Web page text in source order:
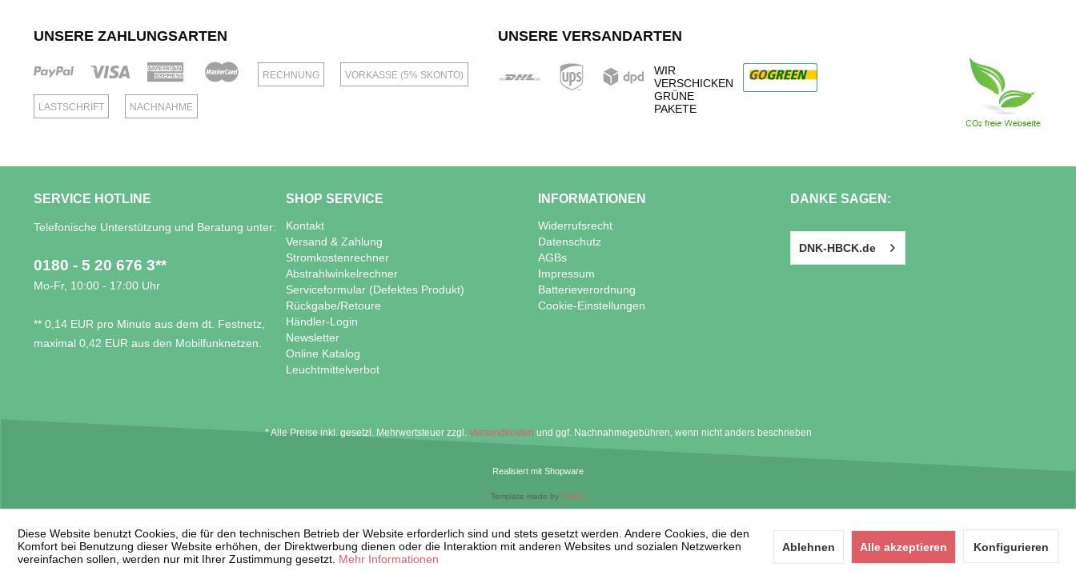
UNSERE ZAHLUNGSARTEN
RECHNUNG VORKASSE (5% SKONTO)
LASTSCHRIFT NACHNAHME
UNSERE VERSANDARTEN
WIR
VERSCHICKEN
GRÜNE
PAKETE
SERVICE HOTLINE
Telefonische Unterstützung und Beratung unter:
0180 - 5 20 676 3**
Mo-Fr, 10:00 - 17:00 Uhr
** 0,14 EUR pro Minute aus dem dt. Festnetz,
maximal 0,42 EUR aus den Mobilfunknetzen.
SHOP SERVICE
Kontakt
Versand & Zahlung
Stromkostenrechner
Abstrahlwinkelrechner
Serviceformular (Defektes Produkt)
Rückgabe/Retoure
Händler-Login
Newsletter
Online Katalog
Leuchtmittelverbot
INFORMATIONEN
Widerrufsrecht
Datenschutz
AGBs
Impressum
Batterieverordnung
Cookie-Einstellungen
DANKE SAGEN:
DNK-HBCK.de
* Alle Preise inkl. gesetzl. Mehrwertsteuer zzgl. Versandkosten und ggf. Nachnahmegebühren, wenn nicht anders beschrieben
Realisiert mit Shopware
Template made by TAB10
Diese Website benutzt Cookies, die für den technischen Betrieb der Website erforderlich sind und stets gesetzt werden. Andere Cookies, die den
Komfort bei Benutzung dieser Website erhöhen, der Direktwerbung dienen oder die Interaktion mit anderen Websites und sozialen Netzwerken
vereinfachen sollen, werden nur mit Ihrer Zustimmung gesetzt. Mehr Informationen
Ablehnen Alle akzeptieren Konfigurieren